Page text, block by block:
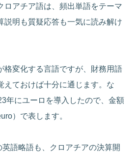
ロアチア語は、頻出単語をテーマ
説明も質疑応答も一気に読み解け
格変化する言語ですが、財務用語
えておけば十分に通じます。な
年にユーロを導入したので、金額
）で表します。
語略語も、クロアチアの決算開